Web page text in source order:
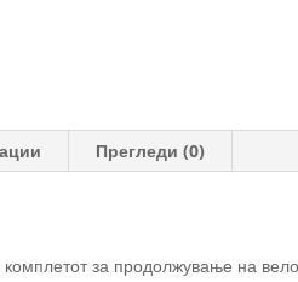
Прегледи (0)
за продолжување на